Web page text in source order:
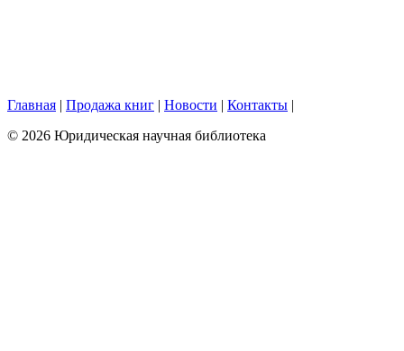
Главная | Продажа книг | Новости | Контакты |
© 2026 Юридическая научная библиотека